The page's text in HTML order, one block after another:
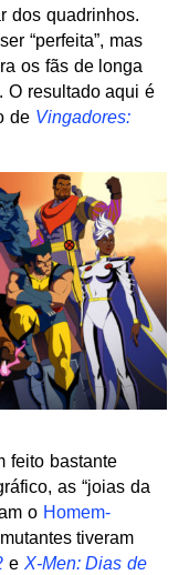
dos quadrinhos.
“perfeita”, mas
os fãs de longa
O resultado aqui é
de Vingadores:
feito bastante
as “joias da
o Homem-
tiveram
e X-Men: Dias de